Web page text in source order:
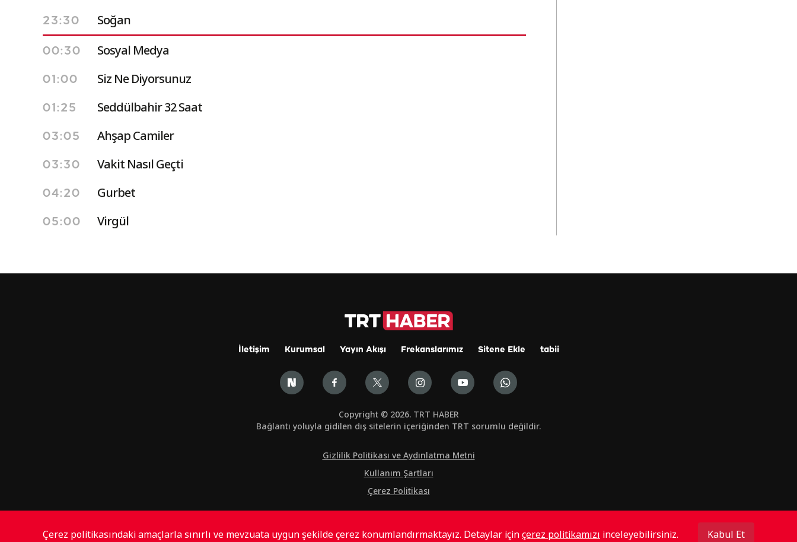
23:30 Soğan
00:30 Sosyal Medya
01:00 Siz Ne Diyorsunuz
01:25 Seddülbahir 32 Saat
03:05 Ahşap Camiler
03:30 Vakit Nasıl Geçti
04:20 Gurbet
05:00 Virgül
İletişim Kurumsal Yayın Akışı Frekanslarımız Sitene Ekle tabii
Copyright © 2026. TRT HABER
Bağlantı yoluyla gidilen dış sitelerin içeriğinden TRT sorumlu değildir.
Gizlilik Politikası ve Aydınlatma Metni
Kullanım Şartları
Çerez Politikası
Çerez politikasındaki amaçlarla sınırlı ve mevzuata uygun şekilde çerez konumlandırmaktayız. Detaylar içinçerez politikamızı inceleyebilirsiniz. Kabul Et